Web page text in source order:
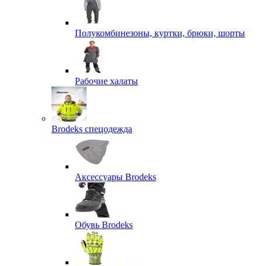
Полукомбинезоны, куртки, брюки, шорты
Рабочие халаты
Brodeks спецодежда
Аксессуары Brodeks
Обувь Brodeks